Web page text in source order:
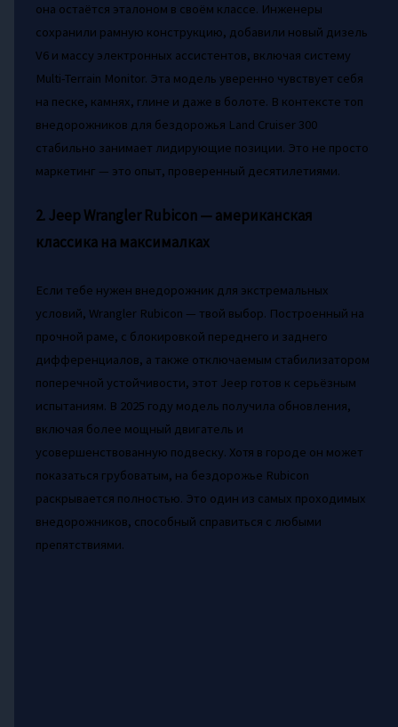
она остаётся эталоном в своём классе. Инженеры
сохранили рамную конструкцию, добавили новый дизель
V6 и массу электронных ассистентов, включая систему
Multi-Terrain Monitor. Эта модель уверенно чувствует себя
на песке, камнях, глине и даже в болоте. В контексте топ
внедорожников для бездорожья Land Cruiser 300
стабильно занимает лидирующие позиции. Это не просто
маркетинг — это опыт, проверенный десятилетиями.
2. Jeep Wrangler Rubicon — американская
классика на максималках
Если тебе нужен внедорожник для экстремальных
условий, Wrangler Rubicon — твой выбор. Построенный на
прочной раме, с блокировкой переднего и заднего
дифференциалов, а также отключаемым стабилизатором
поперечной устойчивости, этот Jeep готов к серьёзным
испытаниям. В 2025 году модель получила обновления,
включая более мощный двигатель и
усовершенствованную подвеску. Хотя в городе он может
показаться грубоватым, на бездорожье Rubicon
раскрывается полностью. Это один из самых проходимых
внедорожников, способный справиться с любыми
препятствиями.